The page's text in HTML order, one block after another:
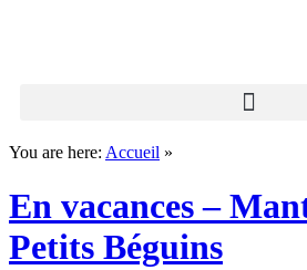
You are here: Accueil »
En vacances –
Petits Béguins